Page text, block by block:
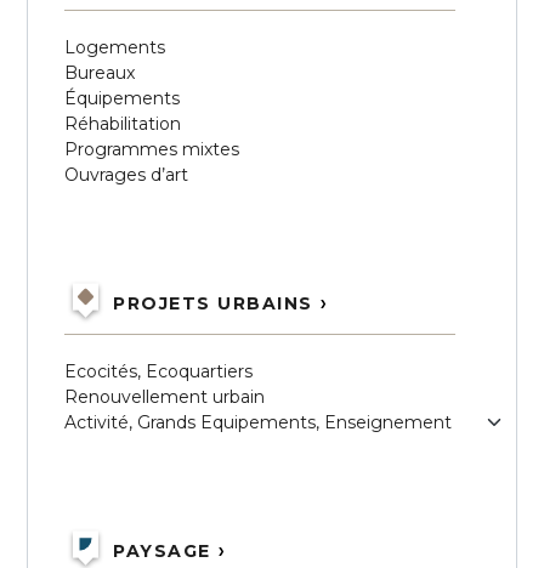
Logements
Bureaux
Équipements
Réhabilitation
Programmes mixtes
Ouvrages d’art
PROJETS URBAINS
Ecocités, Ecoquartiers
Renouvellement urbain
Activité, Grands Equipements, Enseignement
PAYSAGE